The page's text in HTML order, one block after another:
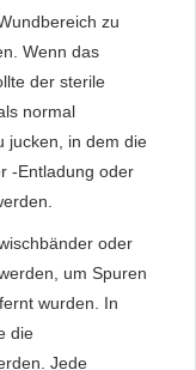
zu
Wenn das
der sterile
normal
jucken, in dem die
-Entladung oder
oder
um Spuren
wurden. In
die
Jede